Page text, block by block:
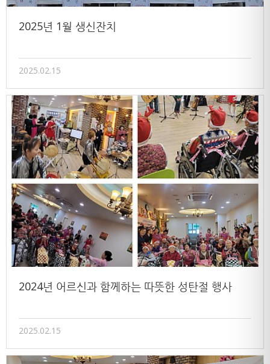
2025년 1월 생신잔치
2025.02.15
2024년 어르신과 함께하는 따뜻한 성탄절 행사
2025.02.15